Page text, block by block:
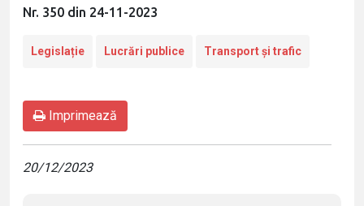
Nr. 350 din 24-11-2023
Legislație Lucrări publice Transport și trafic
Imprimează
20/12/2023